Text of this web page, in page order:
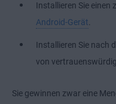
Installieren Sie einen
Android-Gerät
Installieren Sie nach
von
Sie gewinnen zwar eine